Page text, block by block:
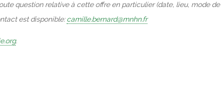
question relative à cette offre en particulier (date, lieu, mode de
est disponible: camille.bernard@mnhn.fr
.